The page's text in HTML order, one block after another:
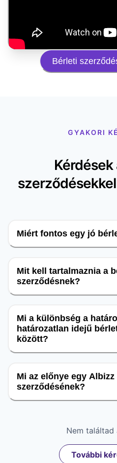
Bérleti
GYAKORI
Miért fontos egy jó
Mit kell tartalmaznia a
szerződésnek?
Mi a különbség a
határozatlan idejű
között?
Mi az előnye egy
szerződésének?
Nem találtad
További